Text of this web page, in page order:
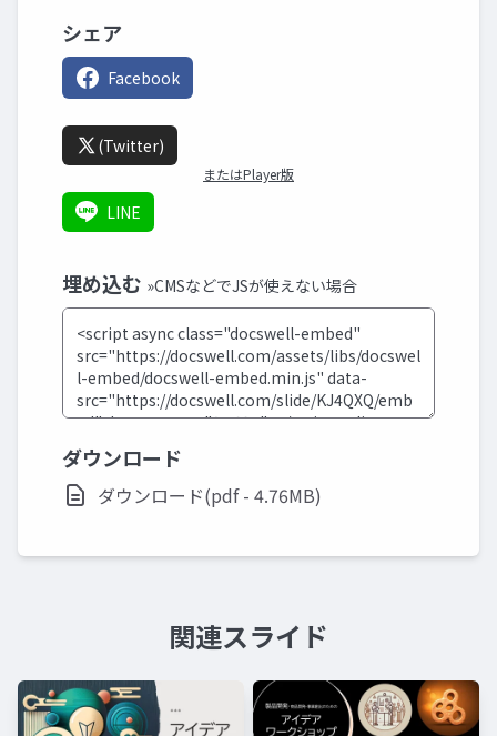
シェア
Facebook
(Twitter)
またはPlayer版
LINE
埋め込む »CMSなどでJSが使えない場合
ダウンロード
ダウンロード(pdf - 4.76MB)
関連スライド